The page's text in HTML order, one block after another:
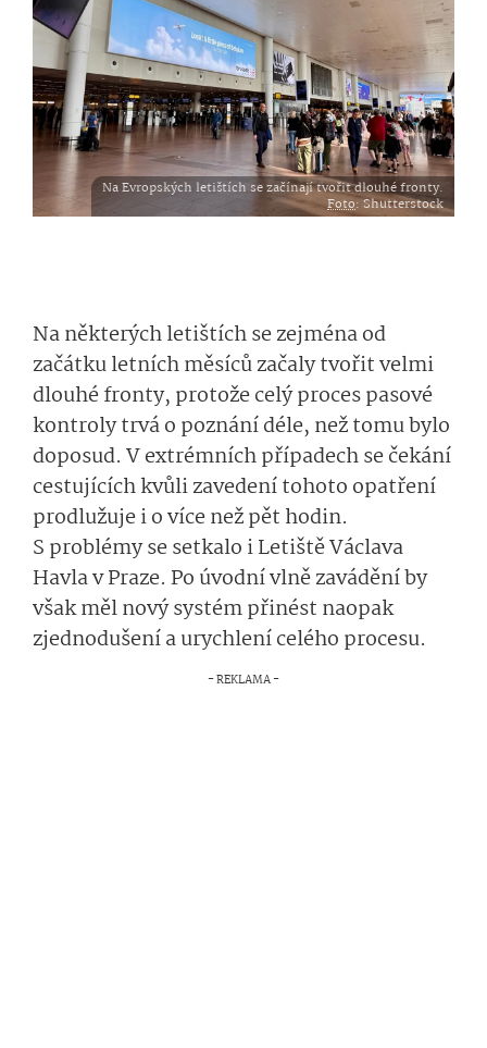
Na Evropských letištích se začínají tvořit dlouhé fronty.
Foto: Shutterstock
Na některých letištích se zejména od
začátku letních měsíců začaly tvořit velmi
dlouhé fronty, protože celý proces pasové
kontroly trvá o poznání déle, než tomu bylo
doposud. V extrémních případech se čekání
cestujících kvůli zavedení tohoto opatření
prodlužuje i o více než pět hodin.
S problémy se setkalo i Letiště Václava
Havla v Praze. Po úvodní vlně zavádění by
však měl nový systém přinést naopak
zjednodušení a urychlení celého procesu.